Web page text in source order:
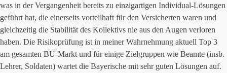
was in der Vergangenheit bereits zu einzigartigen Individual-Lösungen
geführt hat, die einerseits vorteilhaft für den Versicherten waren und
gleichzeitig die Stabilität des Kollektivs nie aus den Augen verloren
haben. Die Risikoprüfung ist in meiner Wahrnehmung aktuell Top 3
am gesamten BU-Markt und für einige Zielgruppen wie Beamte (insb.
Lehrer, Soldaten) wartet die Bayerische mit sehr guten Lösungen auf.